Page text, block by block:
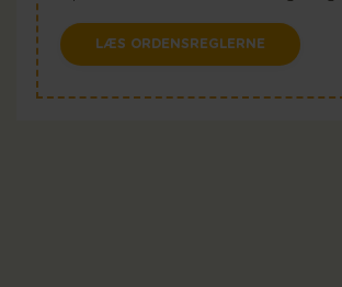
LÆS ORDENSREGLERNE